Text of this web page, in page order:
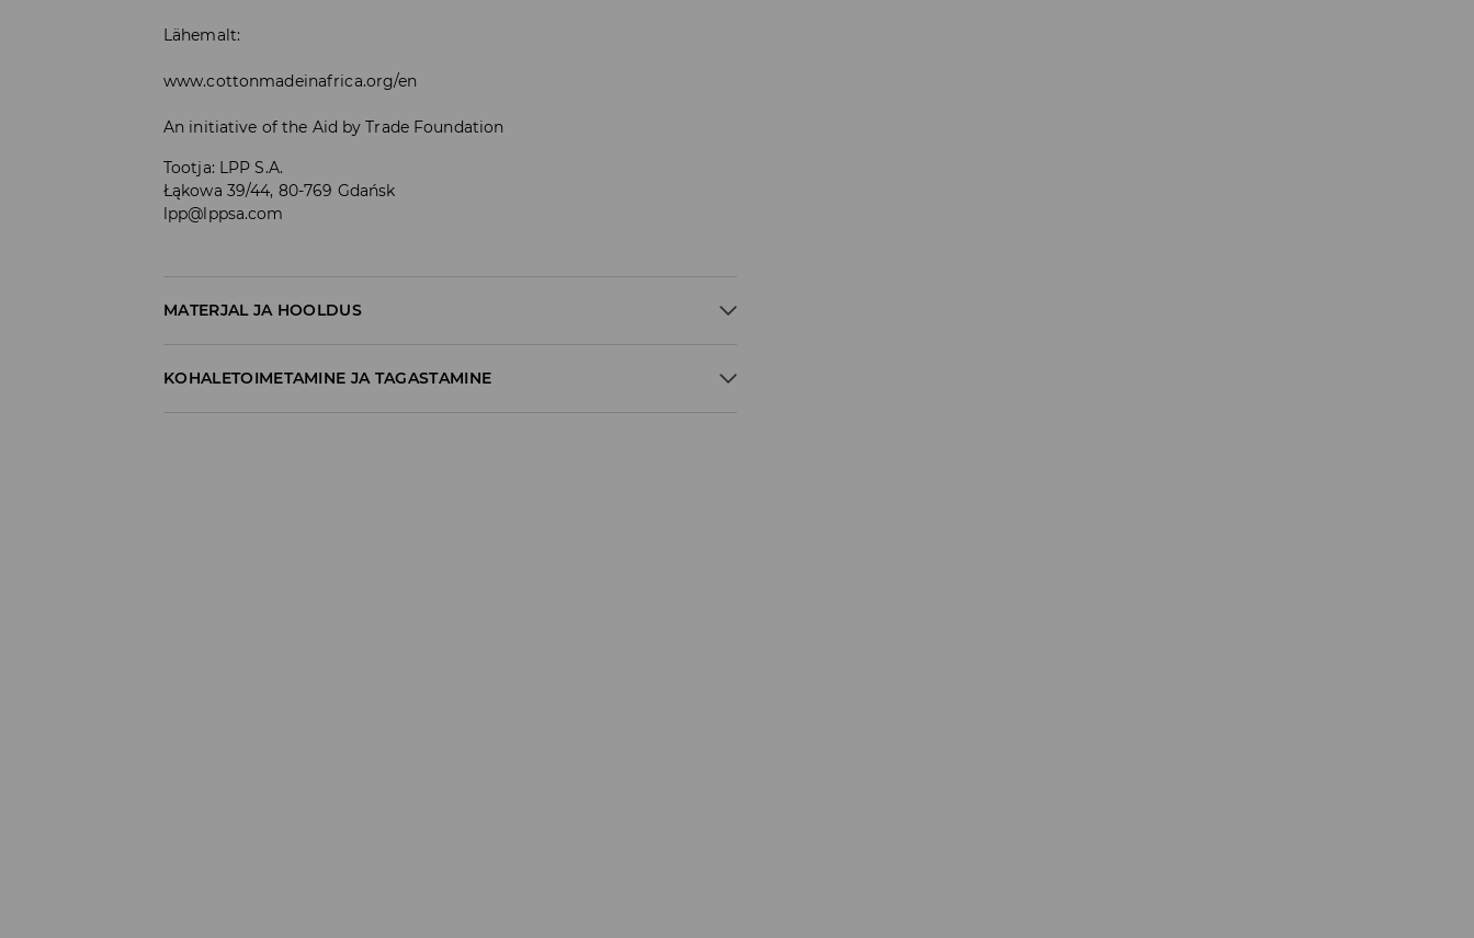
Lähemalt:
www.cottonmadeinafrica.org/en
An initiative of the Aid by Trade Foundation
Tootja: LPP S.A.
Łąkowa 39/44, 80-769 Gdańsk
lpp@lppsa.com
MATERJAL JA HOOLDUS
Materjal I: 95% PUUVILL, 5% ELASTAAN
MASINPESU MAKS.TEMP. 30 ° C – ÕRNPESU
KOHALETOIMETAMINE JA TAGASTAMINE